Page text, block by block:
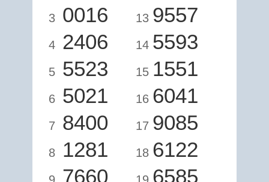
3 0016
4 2406
5 5523
6 5021
7 8400
8 1281
7660
13 9557
14 5593
15 1551
16 6041
17 9085
18 6122
6585